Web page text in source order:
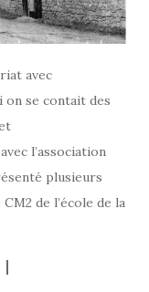
avec
on se contait des
l’association
plusieurs
de l’école de la